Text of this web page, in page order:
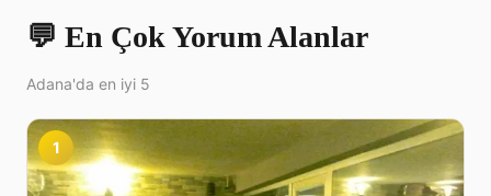
💬 En Çok Yorum Alanlar
Adana'da en iyi 5
1